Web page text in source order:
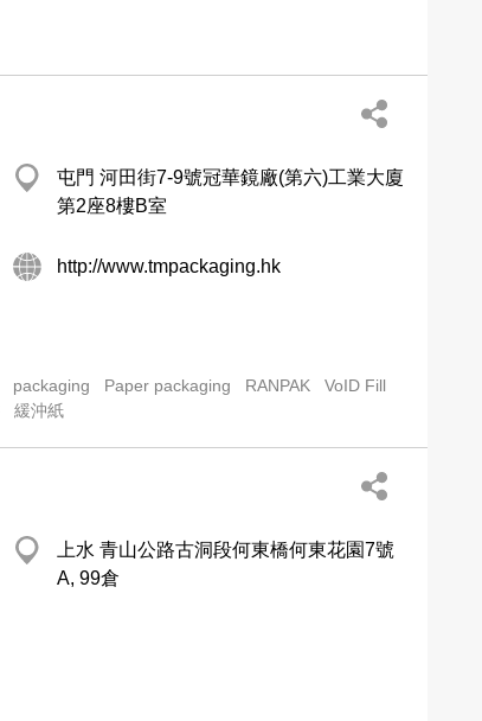
屯門 河田街7-9號冠華鏡廠(第六)工業大廈
第2座8樓B室
http://www.tmpackaging.hk
packaging Paper packaging RANPAK
VoID Fill
緩沖紙
上水 青山公路古洞段何東橋何東花園7號
A, 99倉